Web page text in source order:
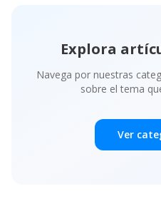
Explora
Navega por nuestras
sobre el tema
Ver